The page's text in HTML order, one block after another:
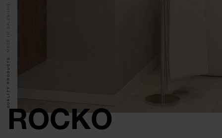
ROCKO
QUALITY PRODUCTS.
MADE IN SALZBURG.